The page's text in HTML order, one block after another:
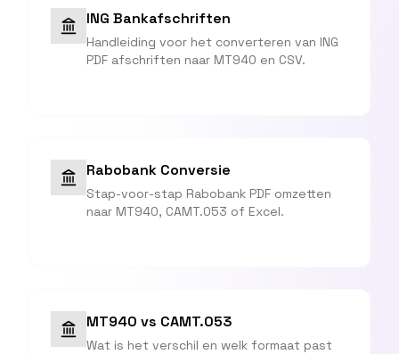
ING Bankafschriften
Handleiding voor het converteren van ING
PDF afschriften naar MT940 en CSV.
Rabobank Conversie
Stap-voor-stap Rabobank PDF omzetten
naar MT940, CAMT.053 of Excel.
MT940 vs CAMT.053
Wat is het verschil en welk formaat past